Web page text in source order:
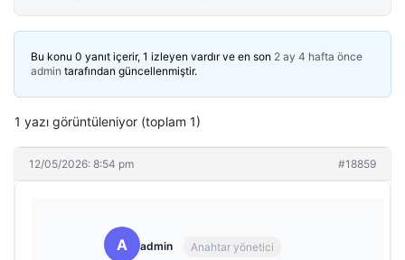
Bu konu 0 yanıt içerir, 1 izleyen vardır ve en son 2 ay 4 hafta önce
admin tarafından güncellenmiştir.
1 yazı görüntüleniyor (toplam 1)
12/05/2026: 8:54 pm #18859
A admin Anahtar yönetici